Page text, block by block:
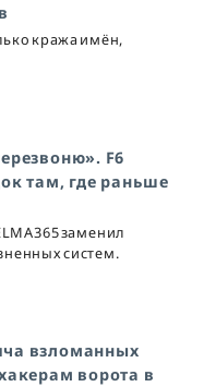
кража имён,
F6
там, где раньше
заменил
систем.
взломанных
ворота в